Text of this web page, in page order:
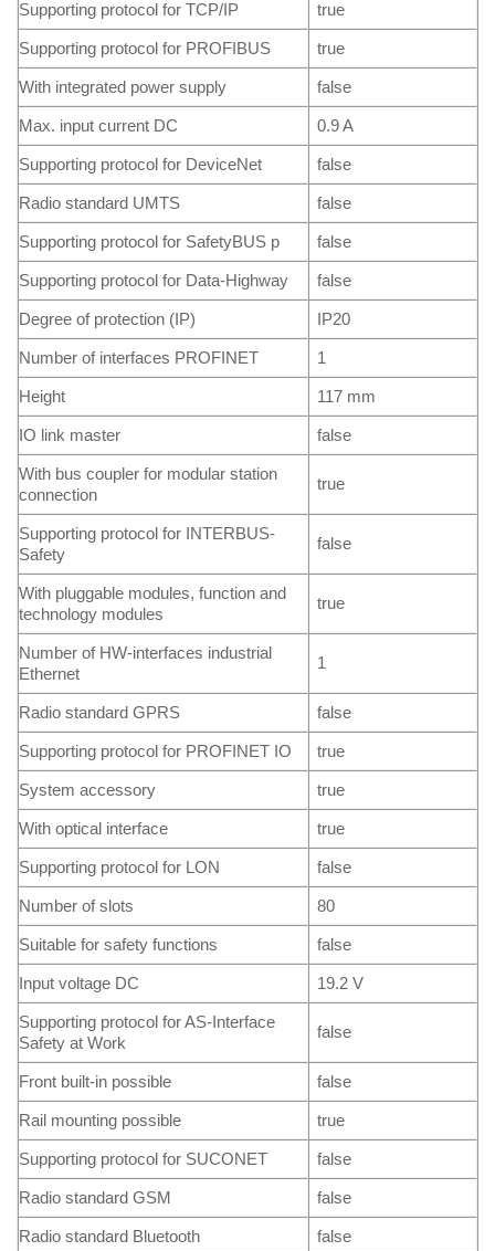
Supporting protocol for TCP/IP true
Supporting protocol for PROFIBUS true
With integrated power supply false
Max. input current DC 0.9 A
Supporting protocol for DeviceNet false
Radio standard UMTS false
Supporting protocol for SafetyBUS p false
Supporting protocol for Data-Highway false
Degree of protection (IP) IP20
Number of interfaces PROFINET 1
Height 117 mm
IO link master false
With bus coupler for modular station
connection
true
Supporting protocol for INTERBUS-
Safety
false
With pluggable modules, function and
technology modules
true
Number of HW-interfaces industrial
Ethernet
1
Radio standard GPRS false
Supporting protocol for PROFINET IO true
System accessory true
With optical interface true
Supporting protocol for LON false
Number of slots 80
Suitable for safety functions false
Input voltage DC 19.2 V
Supporting protocol for AS-Interface
Safety at Work
false
Front built-in possible false
Rail mounting possible true
Supporting protocol for SUCONET false
Radio standard GSM false
Radio standard Bluetooth false